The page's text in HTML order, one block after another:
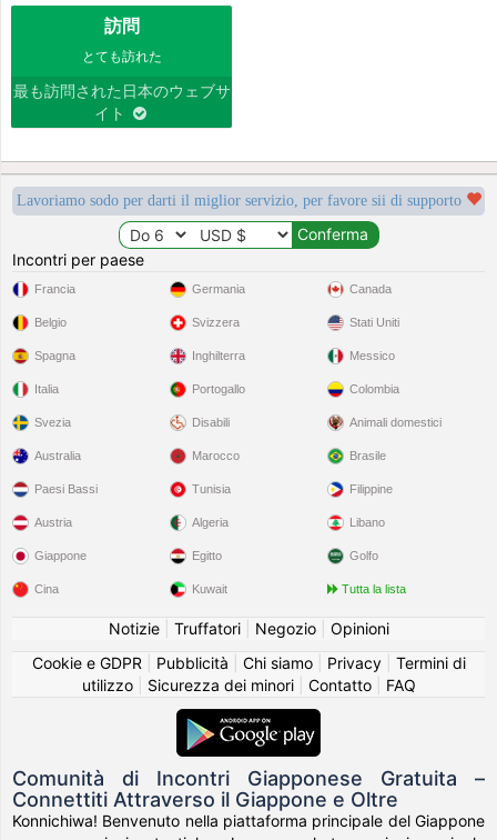
訪問
とても訪れた
最も訪問された日本のウェブサ
イト
Lavoriamo sodo per darti il miglior servizio, per favore sii di supporto
Incontri per paese
Francia
Belgio
Spagna
Italia
Svezia
Germania
Svizzera
Inghilterra
Portogallo
Disabili
Canada
Stati Uniti
Messico
Colombia
Animali domestici
Australia
Paesi Bassi
Austria
Giappone
Cina
Marocco
Tunisia
Algeria
Egitto
Kuwait
Brasile
Filippine
Libano
Golfo
Tutta la lista
Notizie| Truffatori| Negozio| Opinioni
Cookie e GDPR
Pubblicità Chi siamo| Privacy| Termini di
utilizzo| Sicurezza dei minori| Contatto| FAQ
Comunità di Incontri Giapponese Gratuita –
Connettiti Attraverso il Giappone e Oltre
Konnichiwa! Benvenuto nella piattaforma principale del Giappone